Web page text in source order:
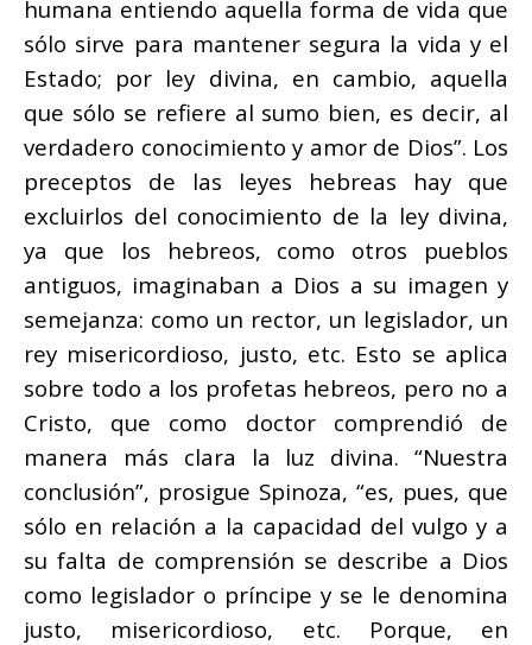
humana entiendo aquella forma de vida que
sólo sirve para mantener segura la vida y el
Estado; por ley divina, en cambio, aquella
que sólo se refiere al sumo bien, es decir, al
verdadero conocimiento y amor de Dios”. Los
preceptos de las leyes hebreas hay que
excluirlos del conocimiento de la ley divina,
ya que los hebreos, como otros pueblos
antiguos, imaginaban a Dios a su imagen y
semejanza: como un rector, un legislador, un
rey misericordioso, justo, etc. Esto se aplica
sobre todo a los profetas hebreos, pero no a
Cristo, que como doctor comprendió de
manera más clara la luz divina. “Nuestra
conclusión”, prosigue Spinoza, “es, pues, que
sólo en relación a la capacidad del vulgo y a
su falta de comprensión se describe a Dios
como legislador o príncipe y se le denomina
justo, misericordioso, etc. Porque, en